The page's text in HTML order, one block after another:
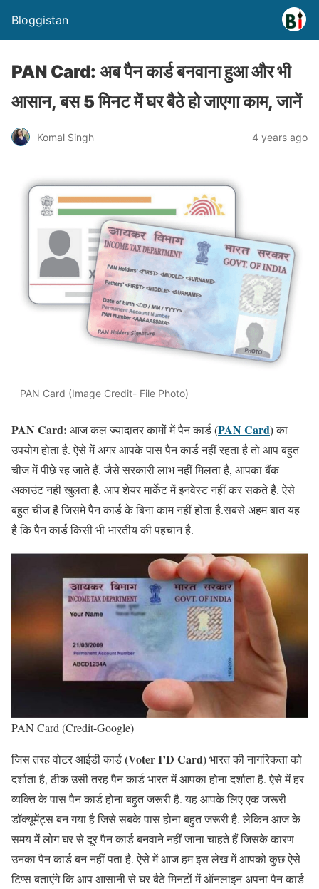
Bloggistan
PAN Card: अब पैन कार्ड बनवाना हुआ और भी
आसान, बस 5 मिनट में घर बैठे हो जाएगा काम, जानें
Komal Singh 4 years ago
PAN Card (Image Credit- File Photo)
PAN Card: आज कल ज्यादातर कामों में पैन कार्ड(PAN Card)का
उपयोग होता है. ऐसे में अगर आपके पास पैन कार्ड नहीं रहता है तो आप बहुत
चीज में पीछे रह जाते हैं. जैसे सरकारी लाभ नहीं मिलता है, आपका बैंक
अकाउंट नही खुलता है, आप शेयर मार्केट में इनवेस्ट नहीं कर सकते हैं. ऐसे
बहुत चीज है जिसमे पैन कार्ड के बिना काम नहीं होता है.सबसे अहम बात यह
है कि पैन कार्ड किसी भी भारतीय की पहचान है.
PAN Card (Credit-Google)
जिस तरह वोटर आईडी कार्ड(Voter I’D Card)भारत की नागरिकता को
दर्शाता है, ठीक उसी तरह पैन कार्ड भारत में आपका होना दर्शाता है. ऐसे में हर
व्यक्ति के पास पैन कार्ड होना बहुत जरूरी है. यह आपके लिए एक जरूरी
डॉक्यूमेंट्स बन गया है जिसे सबके पास होना बहुत जरूरी है. लेकिन आज के
समय में लोग घर से दूर पैन कार्ड बनवाने नहीं जाना चाहते हैं जिसके कारण
उनका पैन कार्ड बन नहीं पता है. ऐसे में आज हम इस लेख में आपको कुछ ऐसे
टिप्स बताएंगे कि आप आसानी से घर बैठे मिनटों में ऑनलाइन अपना पैन कार्ड